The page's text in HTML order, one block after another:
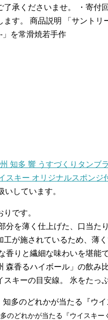
了承くださいませ。 ・寄付
ます。 商品説明 「サント
を常滑焼若手作
知多 響 うすづくりタンブ
スキー オリジナルスポンジ
いしています。
です。
分を薄く仕上げた、口当た
工が施されているため、薄
香りと繊細な味わいを堪能
森香るハイボール」の飲み
スキーの目安線。 氷をたっ
多のどれかが当たる『ウ
のどれかが当たる『ウイスキ